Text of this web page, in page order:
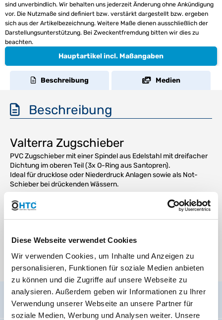
Diese Webseite verwendet Cookies
Wir verwenden Cookies, um Inhalte und Anzeigen zu
personalisieren, Funktionen für soziale Medien anbieten
zu können und die Zugriffe auf unsere Webseite zu
analysieren. Außerdem geben wir Informationen zu Ihrer
Verwendung unserer Webseite an unsere Partner für
soziale Medien, Werbung und Analysen weiter. Unsere
sind unverbindlich. Wir behalten uns jederzeit Änderung ohne Ankündigung
vor. Die Nutzmaße sind definiert bzw. verstärkt dargestellt bzw. ergeben
sich aus der Artikelbezeichnung. Weitere Maße dienen ausschließlich der
Darstellungsunterstützung. Bei Zweckentfremdung bitten wir dies zu
beachten.
Hauptartikel incl. Maßangaben
Beschreibung Medien
Beschreibung
Valterra Zugschieber
PVC Zugschieber mit einer Spindel aus Edelstahl mit dreifacher
Dichtung im oberen Teil (3x O-Ring aus Santopren).
Ideal für drucklose oder Niederdruck Anlagen sowie als Not-
Schieber bei drückenden Wässern.
90 - 315mm Schwert aus Edelstahl
Medien
Es stehen aktuell keine Mediendateien zur Verfügung.
Allgemein